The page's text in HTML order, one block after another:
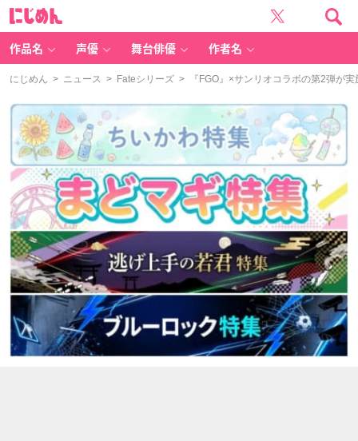
作品名 声優 舞台俳優 作者名
にじめん > ニュース > Fateシリーズ > 『FGO』×サンリオコラボの第2弾が